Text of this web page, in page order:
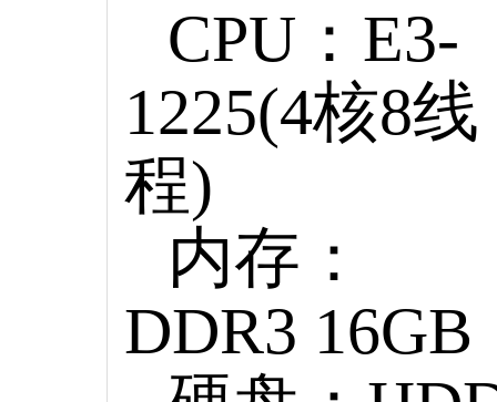
CPU：E3-
1225(4核8线
程)
内存：
DDR3 16GB